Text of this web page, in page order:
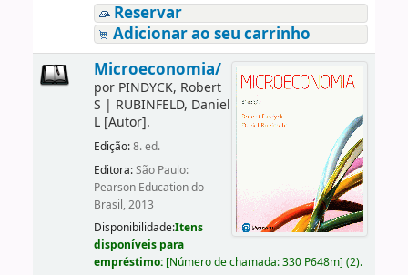
Reservar
Adicionar ao seu carrinho
Microeconomia/
por PINDYCK, Robert
S | RUBINFELD, Daniel
L[Autor].
Edição:8. ed.
Editora:São Paulo:
Pearson Education do
Brasil, 2013
Disponibilidade:Itens
disponíveis para
empréstimo: [Número de chamada:330 P648m] (2).